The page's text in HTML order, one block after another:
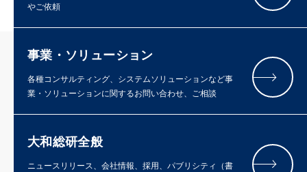
やご依頼
事業・ソリューション
各種コンサルティング、システムソリューションなど事
業・ソリューションに関するお問い合わせ、ご相談
大和総研全般
ニュースリリース、会社情報、採用、パブリシティ（書